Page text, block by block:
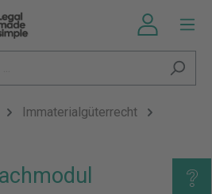
Immaterialgüterrecht